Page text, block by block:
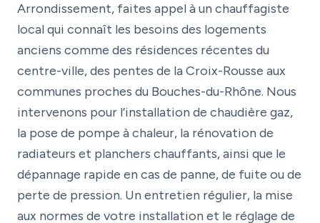
Arrondissement, faites appel à un chauffagiste
local qui connaît les besoins des logements
anciens comme des résidences récentes du
centre-ville, des pentes de la Croix-Rousse aux
communes proches du Bouches-du-Rhône. Nous
intervenons pour l’installation de chaudière gaz,
la pose de pompe à chaleur, la rénovation de
radiateurs et planchers chauffants, ainsi que le
dépannage rapide en cas de panne, de fuite ou de
perte de pression. Un entretien régulier, la mise
aux normes de votre installation et le réglage de